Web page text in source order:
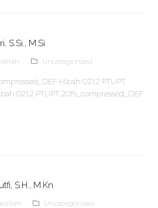
S.Si., M.Si.
Uncategorized
Hibah 021.2 PTUPT
021.2 PTUPT 2019_compressed_DEF
S.H., M.Kn
Uncategorized